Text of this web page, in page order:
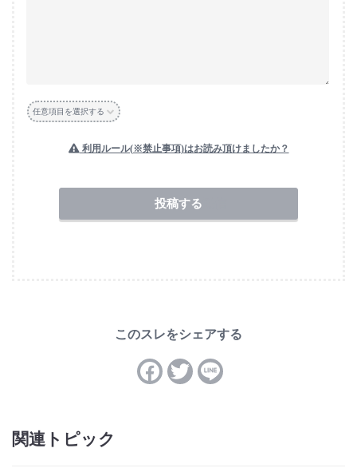
任意項目を選択する
利用ルール(※禁止事項)はお読み頂けましたか？
関連トピック